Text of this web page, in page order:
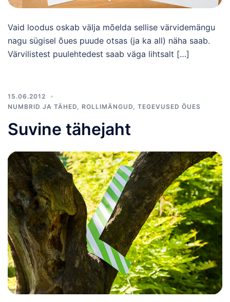
Vaid loodus oskab välja mõelda sellise värvidemängu
nagu sügisel õues puude otsas (ja ka all) näha saab.
Värvilistest puulehtedest saab väga lihtsalt […]
15.06.2012
NUMBRID JA TÄHED
ROLLIMÄNGUD TEGEVUSED ÕUES
Suvine tähejaht